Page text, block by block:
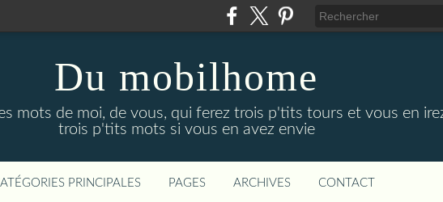
Du mobilhome
mots de moi, de vous, qui ferez trois p'tits tours et vous en
trois p'tits mots si vous en avez envie
PRINCIPALES PAGES ARCHIVES CONTACT